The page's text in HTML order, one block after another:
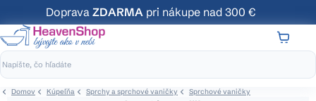
na
obsah
Doprava ZDARMA pri nákupe nad 300 €
Domov Kúpeľňa Sprchy a sprchové vaničky Sprchové vaničky